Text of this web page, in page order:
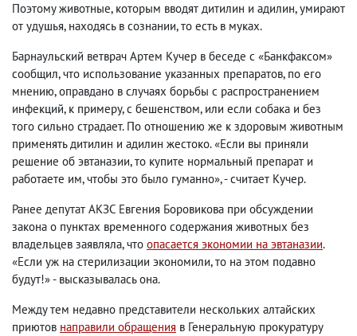
Поэтому животные, которым вводят дитилин и адилин, умирают
от удушья, находясь в сознании, то есть в муках.
Барнаульский ветврач Артем Кучер в беседе с «Банкфаксом»
сообщил, что использование указанных препаратов, по его
мнению, оправдано в случаях борьбы с распространением
инфекций, к примеру, с бешенством, или если собака и без
того сильно страдает. По отношению же к здоровым животным
применять дитилин и адилин жестоко. «Если вы приняли
решение об эвтаназии, то купите нормальный препарат и
работаете им, чтобы это было гуманно», - считает Кучер.
Ранее депутат АКЗС Евгения Боровикова при обсуждении
закона о пунктах временного содержания животных без
владельцев заявляла, что опасается экономии на эвтаназии.
«Если уж на стерилизации экономили, то на этом подавно
будут!» - высказывалась она.
Между тем недавно представители нескольких алтайских
приютов направили обращения в Генеральную прокуратуру